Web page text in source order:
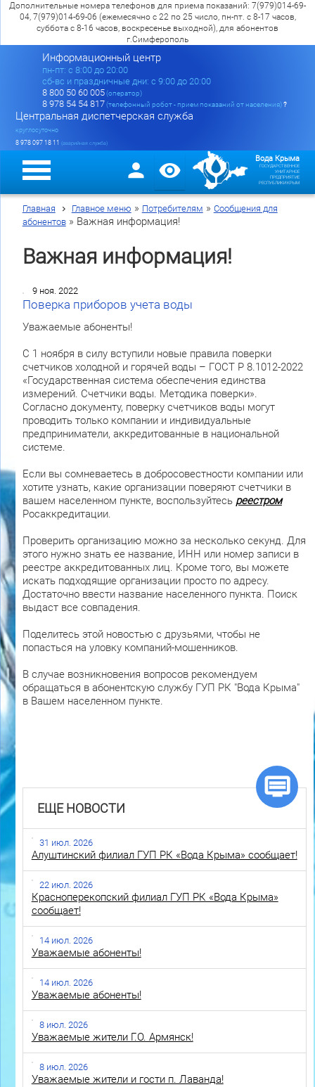
Дополнительные номера телефонов для приема показаний: 7(979)014-69-
04, 7(979)014-69-06 (ежемесячно с 22 по 25 число, пн-пт. с 8-17 часов,
суббота с 8-16 часов, воскресенье выходной), для абонентов
г.Симферополь
Информационный центр
пн-пт: c 8:00 до 20:00
сб-вс и праздничные дни: с 9:00 до 20:00
8 800 50 60 005(оператор)
8 978 54 54 817(телефонный робот - прием показаний от населения)?
Центральная диспетчерская служба
круглосуточно
8 978 097 18 11 (аварийная служба)
Вода Крыма
ГОСУДАРСТВЕННОЕ
УНИТАРНОЕ
ПРЕДПРИЯТИЕ
РЕСПУБЛИКИ КРЫМ
Главная Главное меню » Потребителям » Сообщения для
абонентов» Важная информация!
Важная информация!
9 ноя. 2022
Поверка приборов учета воды
Уважаемые абоненты!
С 1 ноября в силу вступили новые правила поверки
счетчиков холодной и горячей воды – ГОСТ Р 8.1012-2022
«Государственная система обеспечения единства
измерений. Счетчики воды. Методика поверки».
Согласно документу, поверку счетчиков воды могут
проводить только компании и индивидуальные
предприниматели, аккредитованные в национальной
системе.
Если вы сомневаетесь в добросовестности компании или
хотите узнать, какие организации поверяют счетчики в
вашем населенном пункте, воспользуйтесь реестром
Росаккредитации.
Проверить организацию можно за несколько секунд. Для
этого нужно знать ее название, ИНН или номер записи в
реестре аккредитованных лиц. Кроме того, вы можете
искать подходящие организации просто по адресу.
Достаточно ввести название населенного пункта. Поиск
выдаст все совпадения.
Поделитесь этой новостью с друзьями, чтобы не
попасться на уловку компаний-мошенников.
В случае возникновения вопросов рекомендуем
обращаться в абонентскую службу ГУП РК "Вода Крыма"
в Вашем населенном пункте.
ЕЩЕ НОВОСТИ
31 июл. 2026
Алуштинский филиал ГУП РК «Вода Крыма» сообщает!
22 июл. 2026
Красноперекопский филиал ГУП РК «Вода Крыма»
сообщает!
14 июл. 2026
Уважаемые абоненты!
14 июл. 2026
Уважаемые абоненты!
8 июл. 2026
Уважаемые жители Г.О. Армянск!
8 июл. 2026
Уважаемые жители и гости п. Лаванда!